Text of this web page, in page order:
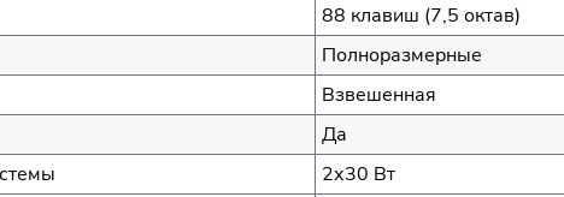
88 клавиш (7,5 октав)
Полноразмерные
Взвешенная
Да
2х30 Вт